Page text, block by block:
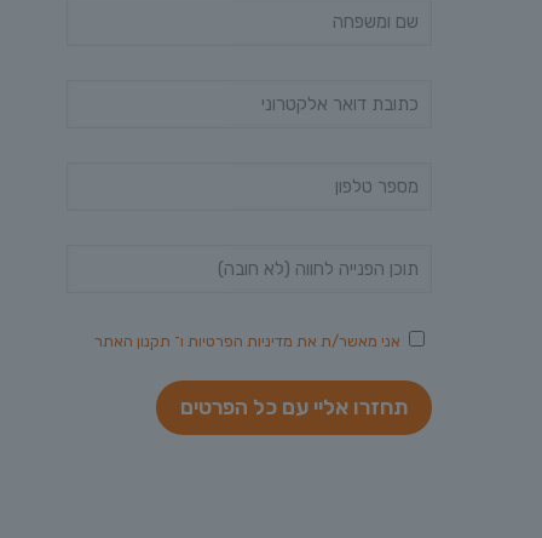
אני מאשר/ת את מדיניות הפרטיותו־ תקנון האתר